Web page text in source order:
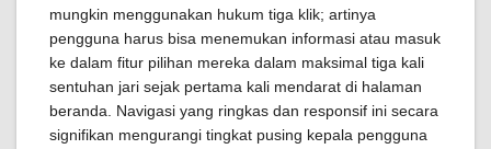
mungkin menggunakan hukum tiga klik; artinya
pengguna harus bisa menemukan informasi atau masuk
ke dalam fitur pilihan mereka dalam maksimal tiga kali
sentuhan jari sejak pertama kali mendarat di halaman
beranda. Navigasi yang ringkas dan responsif ini secara
signifikan mengurangi tingkat pusing kepala pengguna